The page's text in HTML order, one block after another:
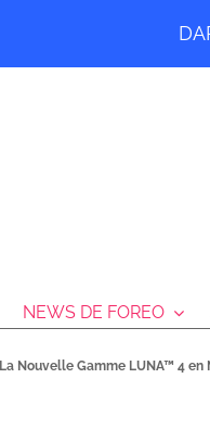
NEWS DE FOREO
La Nouvelle Gamme LUNA™ 4 en